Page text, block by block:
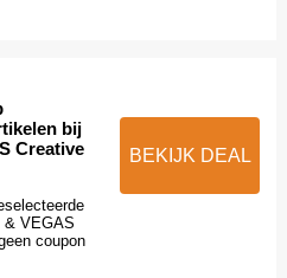
bij
Creative
& VEGAS
coupon
BEKIJK DEAL